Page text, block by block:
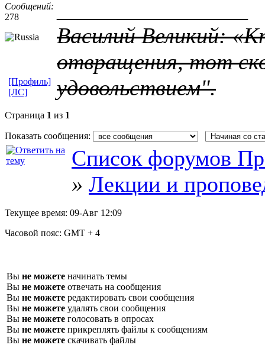
Сообщений:
278
Василий Великий:
отвращения, тот
удовольствием".
[Профиль]
[ЛС]
Страница 1 из 1
Показать сообщения:
Список форумов
» Лекции и
Текущее время: 09-Авг 12:09
Часовой пояс: GMT + 4
Вы не можете начинать темы
Вы не можете отвечать на сообщения
Вы не можете редактировать свои сообщения
Вы не можете удалять свои сообщения
Вы не можете голосовать в опросах
Вы не можете прикреплять файлы к сообщениям
Вы не можете скачивать файлы